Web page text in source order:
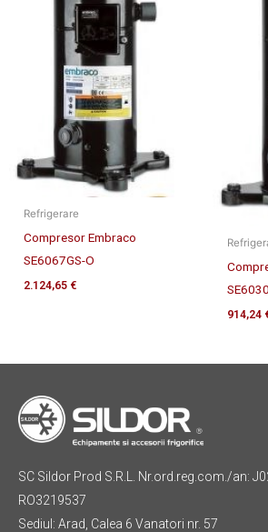
Refrigerare
Compresor Embraco
SE6067GS-O
2.124,65 €
914,24
SC Sildor Prod S.R.L. Nr.ord.reg.com./an:
RO3219537
Sediul: Arad, Calea 6 Vanatori nr. 57